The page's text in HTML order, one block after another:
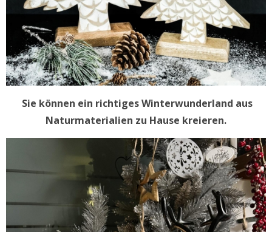
Sie können ein richtiges Winterwunderland aus
Naturmaterialien zu Hause kreieren.